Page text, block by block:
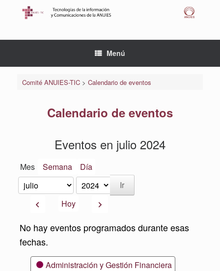
Menú
Comité ANUIES-TIC> Calendario de eventos
Calendario de eventos
Eventos en julio 2024
Mes Semana Día
Mes
Año
AnteriorHoy Siguiente
No hay eventos programados durante esas
fechas.
CategoríasAdministración y Gestión Financiera